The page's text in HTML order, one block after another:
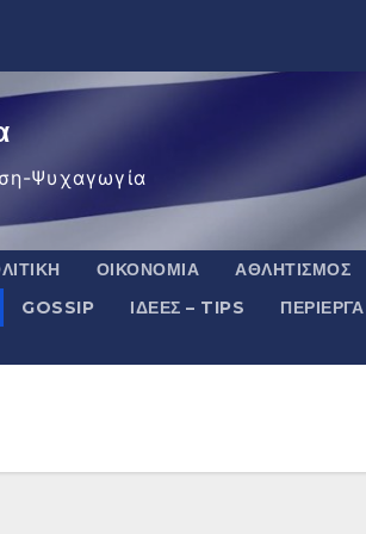
Ψυχαγωγία
ΟΙΚΟΝΟΜΊΑ ΑΘΛΗΤΙΣΜΌΣ
GOSSIP ΙΔΈΕΣ – TIPS ΠΕΡΊΕΡΓΑ